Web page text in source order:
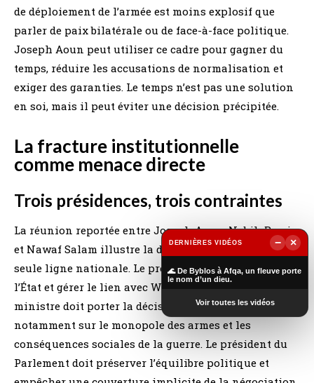
de déploiement de l’armée est moins explosif que
parler de paix bilatérale ou de face-à-face politique.
Joseph Aoun peut utiliser ce cadre pour gagner du
temps, réduire les accusations de normalisation et
exiger des garanties. Le temps n’est pas une solution
en soi, mais il peut éviter une décision précipitée.
La fracture institutionnelle
comme menace directe
Trois présidences, trois contraintes
La réunion reportée entre Joseph Aoun, Nabih Berri
et Nawaf Salam illustre la difficulté de produire une
seule ligne nationale. Le président doit représenter
l’État et gérer le lien avec Washington. Le Premier
ministre doit porter la décision gouvernementale,
notamment sur le monopole des armes et les
conséquences sociales de la guerre. Le président du
Parlement doit préserver l’équilibre politique et
DERNIÈRES VIDÉOS −
×
🌊 De Byblos à Afqa, un fleuve porte
le nom d’un dieu.
Voir toutes les vidéos